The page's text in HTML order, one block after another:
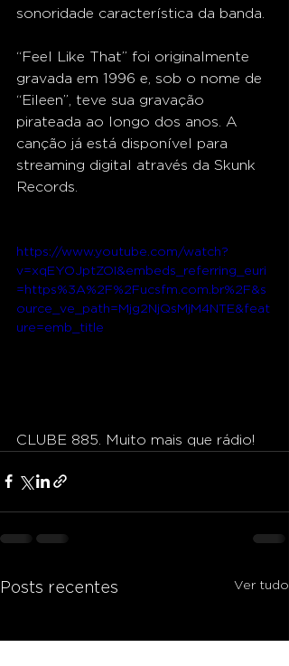
sonoridade característica da banda.
“Feel Like That” foi originalmente
gravada em 1996 e, sob o nome de
“Eileen”, teve sua gravação
pirateada ao longo dos anos. A
canção já está disponível para
streaming digital através da Skunk
Records.
https://www.youtube.com/watch?
v=xqEYOJptZOI&embeds_referring_euri
=https%3A%2F%2Fucsfm.com.br%2F&s
ource_ve_path=Mjg2NjQsMjM4NTE&feat
ure=emb_title
CLUBE 885. Muito mais que rádio!
Posts recentes Ver tudo